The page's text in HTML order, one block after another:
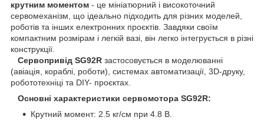
крутним моментом - це мініатюрний і високоточний
сервомеханізм, що ідеально підходить для різних моделей,
роботів та інших електронних проєктів. Завдяки своїм
компактним розмірам і легкій вазі, він легко інтегрується в різні
конструкції.
Сервопривід SG92R застосовується в моделюванні
(авіація, кораблі, роботи), системах автоматизації, 3D-друку,
робототехніці та DIY- проєктах.
Основні характеристики сервомотора SG92R:
Крутний момент: 2.5 кг/см при 4.8 В.